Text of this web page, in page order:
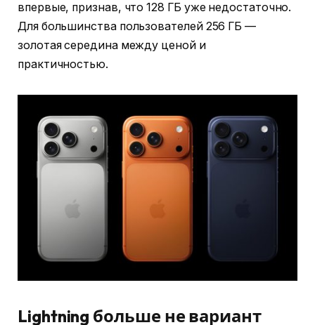
впервые, признав, что 128 ГБ уже недостаточно.
Для большинства пользователей 256 ГБ —
золотая середина между ценой и
практичностью.
Lightning больше не вариант